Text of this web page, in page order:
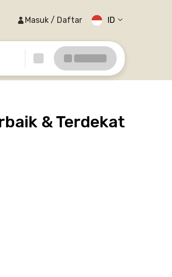
Masuk / Daftar ID
& Terdekat